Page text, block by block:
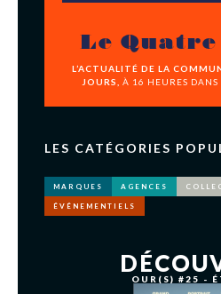
Le Quatre
L’ACTUALITÉ DE LA
JOURS,
À 16 HEURES DANS
LES CATÉGORIES
MARQUES AGENCES
ÉVÉNEMENTIELS
OUR(S) #25 -